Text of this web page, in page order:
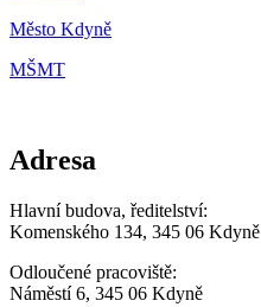
Město Kdyně
MŠMT
Adresa
Hlavní budova, ředitelství:
Komenského 134, 345 06 Kdyně
Odloučené pracoviště:
Náměstí 6, 345 06 Kdyně